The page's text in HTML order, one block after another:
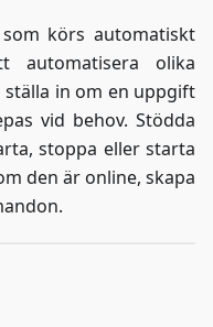
körs automatiskt
olika
ställa in om en uppgift
vid behov. Stödda
stoppa eller starta
den är online, skapa